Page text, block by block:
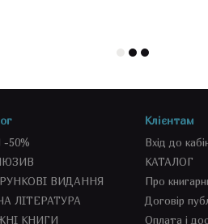
-50%
ВИДАННЯ
ЛІТЕРАТУРА
КНИГИ
Клієнтам
Вхід до
КАТАЛОГ
Про
Договір
Оплата і